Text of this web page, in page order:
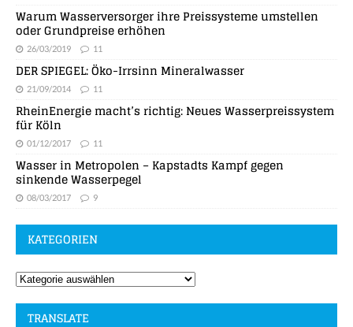
Warum Wasserversorger ihre Preissysteme umstellen
oder Grundpreise erhöhen
26/03/2019 11
DER SPIEGEL: Öko-Irrsinn Mineralwasser
21/09/2014 11
RheinEnergie macht’s richtig: Neues Wasserpreissystem
für Köln
01/12/2017 11
Wasser in Metropolen – Kapstadts Kampf gegen
sinkende Wasserpegel
08/03/2017 9
KATEGORIEN
TRANSLATE